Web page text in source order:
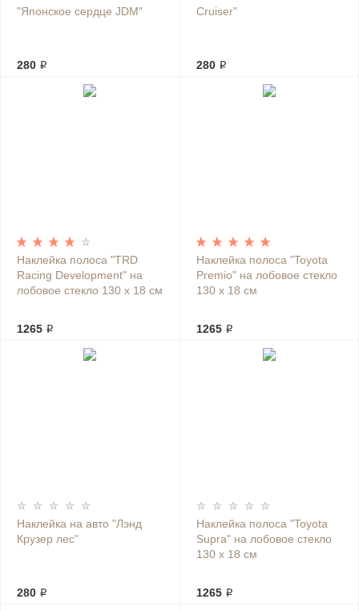
"Японское сердце JDM"
280 ₽
Cruiser"
280 ₽
Наклейка полоса "TRD
Racing Development" на
лобовое стекло 130 х 18 см
1265 ₽
Наклейка полоса "Toyota
Premio" на лобовое стекло
130 х 18 см
1265 ₽
Наклейка на авто "Лэнд
Крузер лес"
280 ₽
Наклейка полоса "Toyota
Supra" на лобовое стекло
130 х 18 см
1265 ₽